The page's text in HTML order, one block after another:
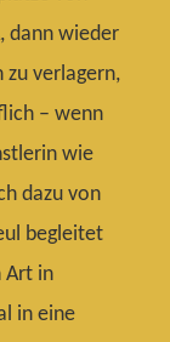
dann wieder
zu verlagern,
– wenn
wie
dazu von
begleitet
Art in
in eine